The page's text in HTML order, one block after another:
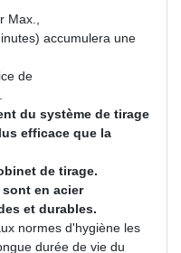
accumulera une
de
du système de tirage
efficace que la
de tirage.
en acier
et durables.
normes d'hygiène les
durée de vie du